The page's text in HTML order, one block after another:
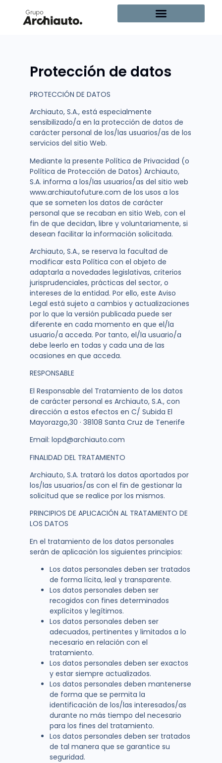
Protección de datos
PROTECCIÓN DE DATOS
Archiauto, S.A., está especialmente
sensibilizado/a en la protección de datos de
carácter personal de los/las usuarios/as de los
servicios del sitio Web.
Mediante la presente Política de Privacidad (o
Política de Protección de Datos) Archiauto,
S.A. informa a los/las usuarios/as del sitio web
www.archiautofuture.com de los usos a los
que se someten los datos de carácter
personal que se recaban en sitio Web, con el
fin de que decidan, libre y voluntariamente, si
desean facilitar la información solicitada.
Archiauto, S.A., se reserva la facultad de
modificar esta Política con el objeto de
adaptarla a novedades legislativas, criterios
jurisprudenciales, prácticas del sector, o
intereses de la entidad. Por ello, este Aviso
Legal está sujeto a cambios y actualizaciones
por lo que la versión publicada puede ser
diferente en cada momento en que el/la
usuario/a acceda. Por tanto, el/la usuario/a
debe leerlo en todas y cada una de las
ocasiones en que acceda.
RESPONSABLE
El Responsable del Tratamiento de los datos
de carácter personal es Archiauto, S.A., con
dirección a estos efectos en C/ Subida El
Mayorazgo,30 · 38108 Santa Cruz de Tenerife
Email: lopd@archiauto.com
FINALIDAD DEL TRATAMIENTO
Archiauto, S.A. tratará los datos aportados por
los/las usuarios/as con el fin de gestionar la
solicitud que se realice por los mismos.
PRINCIPIOS DE APLICACIÓN AL TRATAMIENTO DE
LOS DATOS
En el tratamiento de los datos personales
serán de aplicación los siguientes principios:
Los datos personales deben ser tratados
de forma lícita, leal y transparente.
Los datos personales deben ser
recogidos con fines determinados
explícitos y legítimos.
Los datos personales deben ser
adecuados, pertinentes y limitados a lo
necesario en relación con el
tratamiento.
Los datos personales deben ser exactos
y estar siempre actualizados.
Los datos personales deben mantenerse
de forma que se permita la
identificación de los/las interesados/as
durante no más tiempo del necesario
para los fines del tratamiento.
Los datos personales deben ser tratados
de tal manera que se garantice su
seguridad.